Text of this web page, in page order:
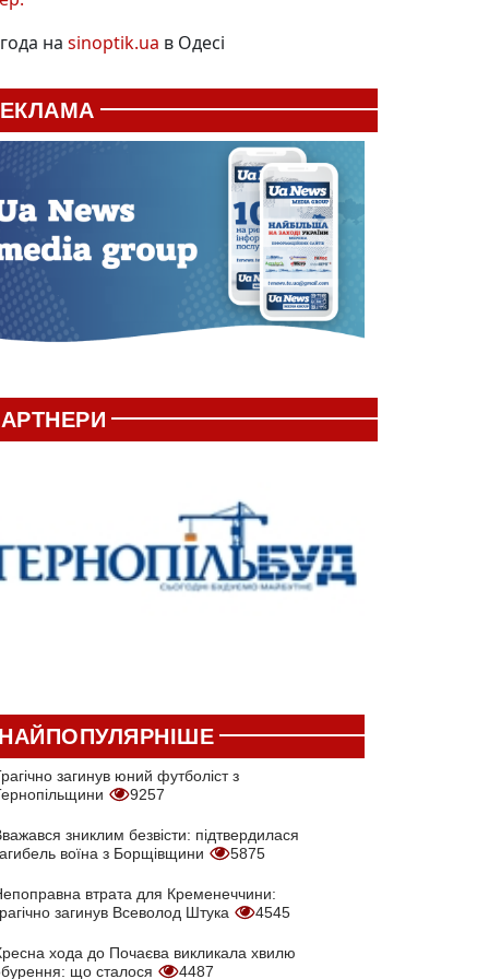
на sinoptik.ua в Одесі
загинув юний футболіст з
9257
зниклим безвісти: підтвердилася
воїна з Борщівщини
5875
втрата для Кременеччини:
загинув Всеволод Штука
4545
хода до Почаєва викликала хвилю
що сталося
4487